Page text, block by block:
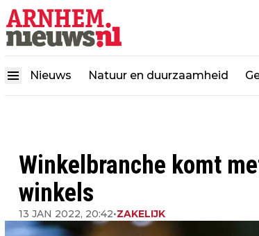
Nieuws Natuur en duurzaamheid
Winkelbranche komt
winkels
13 JAN 2022, 20:42•ZAKELIJK